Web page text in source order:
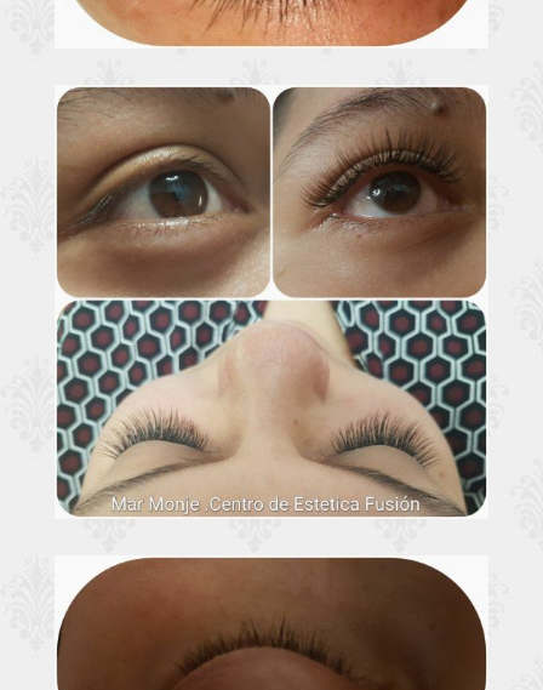
Extensiones de
pestañas
Ampliar
Extensiones de
pestañas
Ampliar